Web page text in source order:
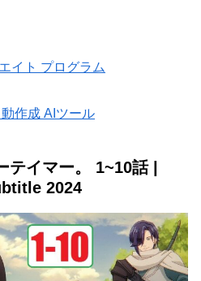
イト プログラム
作成 AIツール
イマー。 1~10話 |
2024